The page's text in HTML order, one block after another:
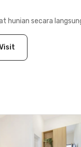
hunian secara